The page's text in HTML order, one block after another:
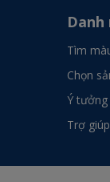
Danh
Tìm
Chọn
Ý tưởng
Trợ